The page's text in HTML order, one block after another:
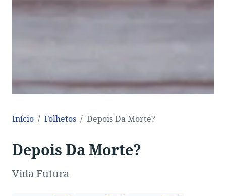
Início Folhetos Depois Da Morte?
Depois Da Morte?
Vida Futura